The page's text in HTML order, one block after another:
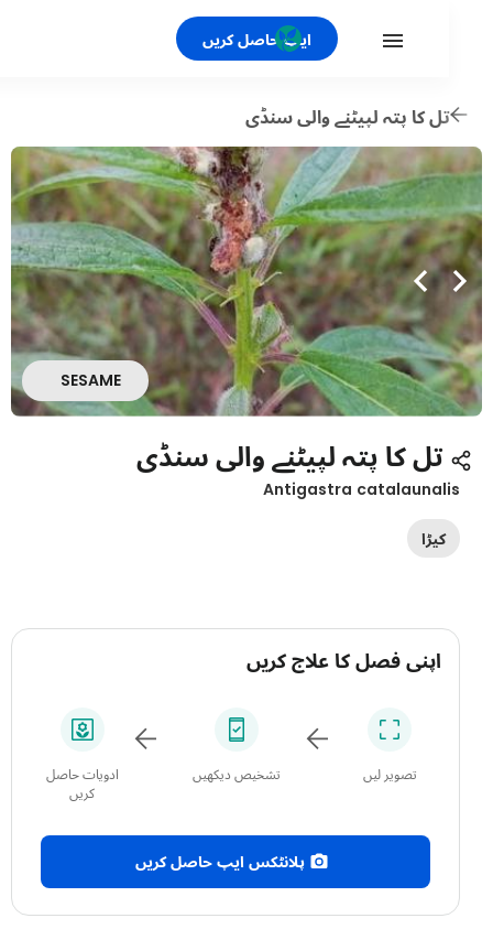
ایپ حاصل کریں
تل کا پتہ لپیٹنے والی سنڈی
SESAME
تل کا پتہ لپیٹنے والی سنڈی
Antigastra
اپنی فصل کا علاج کریں
تصویر لیں تشخیص دیکھیں
ادویات حاصل
پلانٹکس ایپ حاصل کریں